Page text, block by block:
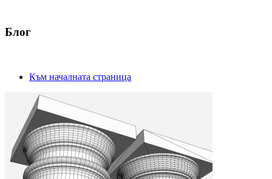
Блог
Към началната страница